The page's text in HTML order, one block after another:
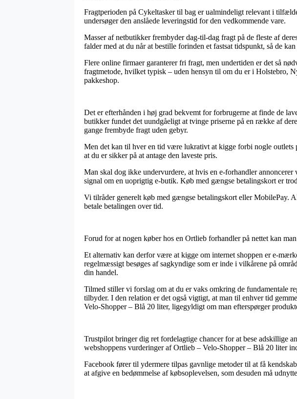
Fragtperioden på Cykeltasker til bag er ualmindeligt relevant i
undersøger den anslåede leveringstid for den vedkommende vare.
Masser af netbutikker frembyder dag-til-dag fragt på de fleste af
falder med at du når at bestille forinden et fastsat tidspunkt, så de
Flere online firmaer garanterer fri fragt, men undertiden er det så
fragtmetode, hvilket typisk – uden hensyn til om du er i Holstebro,
pakkeshop.
Det er efterhånden i høj grad bekvemt for forbrugerne at finde de
butikker fundet det uundgåeligt at tvinge priserne på en række af
gange frembyde fragt uden gebyr.
Men det kan til hver en tid være lukrativt at kigge forbi nogle outlets
at du er sikker på at antage den laveste pris.
Man skal dog ikke undervurdere, at hvis en e-forhandler
signal om en uoprigtig e-butik. Køb med gængse betalingskort er
Vi tilråder generelt køb med gængse betalingskort eller MobilePay.
betale betalingen over tid.
Forud for at nogen køber hos en Ortlieb forhandler på nettet kan
Et alternativ kan derfor være at kigge om internet shoppen er e-
regelmæssigt besøges af sagkyndige som er inde i vilkårene på
din handel.
Tilmed stiller vi forslag om at du er vaks omkring de fundamentale
tilbyder. I den relation er det også vigtigt, at man til enhver tid
Velo-Shopper – Blå 20 liter, ligegyldigt om man efterspørger
Trustpilot bringer dig ret fordelagtige chancer for at bese adskillige
webshoppens vurderinger af Ortlieb – Velo-Shopper – Blå 20 liter
Facebook fører til ydermere tilpas gavnlige metoder til at få
at afgive en bedømmelse af købsoplevelsen, som desuden må